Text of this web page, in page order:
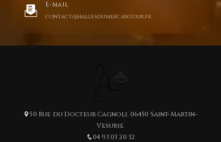
E-mail
contact@hallesdumercantour.fr
50 Rue du Docteur Cagnoli, 06450 Saint-Martin-
Vesubie
04 93 03 20 32